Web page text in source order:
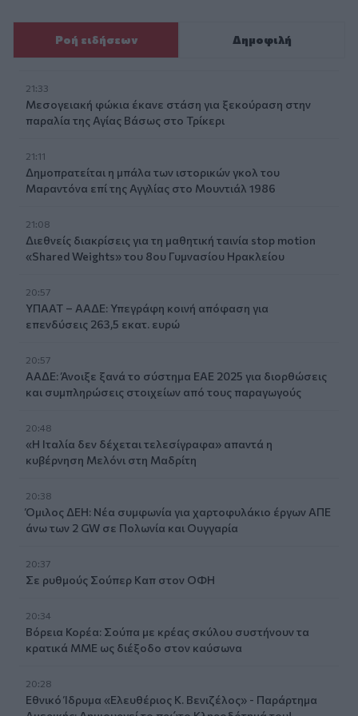
Ροή ειδήσεων Δημοφιλή
21:33
Μεσογειακή φώκια έκανε στάση για ξεκούραση στην
παραλία της Αγίας Βάσως στο Τρίκερι
21:11
Δημοπρατείται η μπάλα των ιστορικών γκολ του
Μαραντόνα επί της Αγγλίας στο Μουντιάλ 1986
21:08
Διεθνείς διακρίσεις για τη μαθητική ταινία stop motion
«Shared Weights» του 8ου Γυμνασίου Ηρακλείου
20:57
ΥΠΑΑΤ – ΑΑΔΕ: Υπεγράφη κοινή απόφαση για
επενδύσεις 263,5 εκατ. ευρώ
20:57
ΑΑΔΕ: Άνοιξε ξανά το σύστημα ΕΑΕ 2025 για διορθώσεις
και συμπληρώσεις στοιχείων από τους παραγωγούς
20:48
«Η Ιταλία δεν δέχεται τελεσίγραφα» απαντά η
κυβέρνηση Μελόνι στη Μαδρίτη
20:38
Όμιλος ΔΕΗ: Νέα συμφωνία για χαρτοφυλάκιο έργων ΑΠΕ
άνω των 2 GW σε Πολωνία και Ουγγαρία
20:37
Σε ρυθμούς Σούπερ Καπ στον ΟΦΗ
20:34
Βόρεια Κορέα: Σούπα με κρέας σκύλου συστήνουν τα
κρατικά ΜΜΕ ως διέξοδο στον καύσωνα
20:28
Εθνικό Ίδρυμα «Ελευθέριος Κ. Βενιζέλος» - Παράρτημα